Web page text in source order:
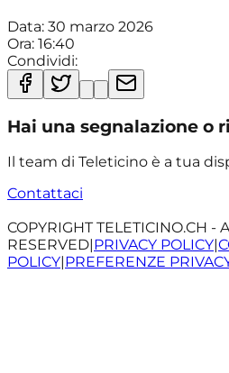
Data: 30 marzo 2026
Ora: 16:40
Condividi:
Hai una segnalazione o
Il team di Teleticino è a tua
Contattaci
COPYRIGHT TELETICINO.CH -
RESERVED|PRIVACY POLICY|
POLICY|PREFERENZE